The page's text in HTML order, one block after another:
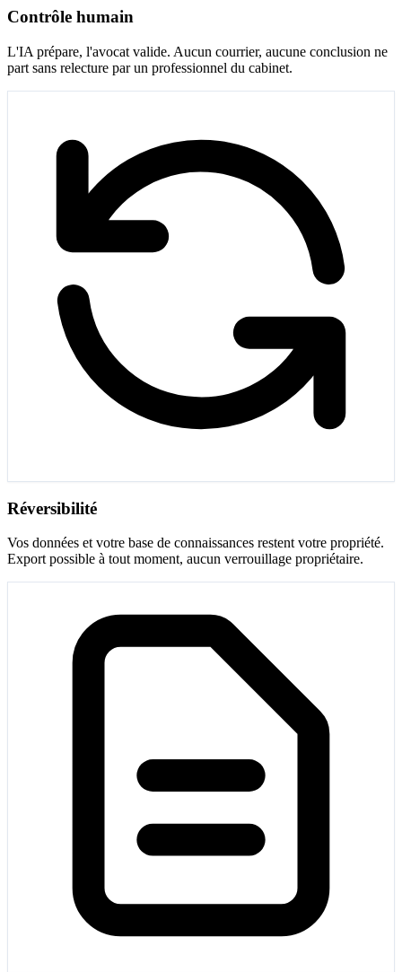
Contrôle humain
L'IA prépare, l'avocat valide. Aucun courrier, aucune conclusion ne
part sans relecture par un professionnel du cabinet.
Réversibilité
Vos données et votre base de connaissances restent votre propriété.
Export possible à tout moment, aucun verrouillage propriétaire.